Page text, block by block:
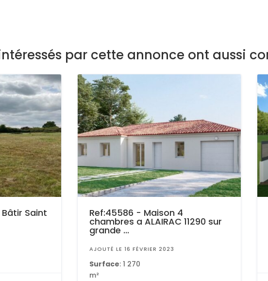
par cette annonce ont aussi
Saint Ref:45586 - Maison 4
chambres a ALAIRAC 11290 sur
grande ...
AJOUTÉ LE 16 FÉVRIER 2023
Surface: 1 270
m²